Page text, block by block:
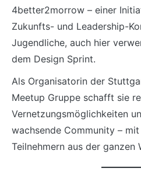
4better2morrow – einer
Zukunfts- und Leadership-
Jugendliche, auch hier
dem Design Sprint.
Als Organisatorin der
Meetup Gruppe schafft sie
Vernetzungsmöglichkeiten
wachsende Community –
Teilnehmern aus der ganzen